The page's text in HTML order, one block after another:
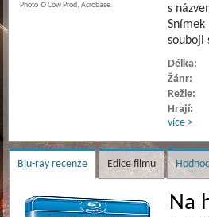
s
souboji
Délka:
Žánr:
Režie:
Hrají:
více >
Photo © Cow Prod, Acrobase.
Blu-ray recenze Edice filmu
Na